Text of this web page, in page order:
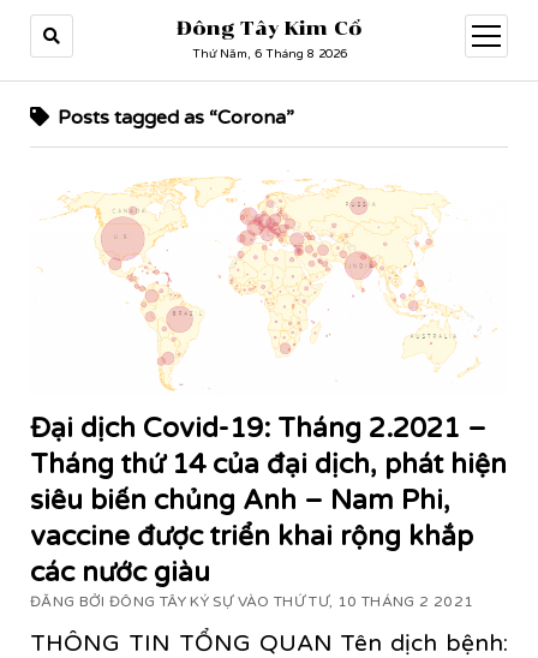
Đông Tây Kim Cổ
Thứ Năm, 6 Tháng 8 2026
open
menu
Posts tagged as “Corona”
Đại dịch Covid-19: Tháng 2.2021 –
Tháng thứ 14 của đại dịch, phát hiện
siêu biến chủng Anh – Nam Phi,
vaccine được triển khai rộng khắp
các nước giàu
ĐĂNG BỞI ĐÔNG TÂY KÝ SỰ VÀO THỨ TƯ, 10 THÁNG 2 2021
THÔNG TIN TỔNG QUAN Tên dịch bệnh: